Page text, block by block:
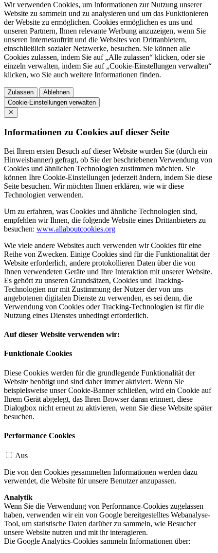
Wir verwenden Cookies, um Informationen zur Nutzung unserer
Website zu sammeln und zu analysieren und um das Funktionieren
der Website zu ermöglichen. Cookies ermöglichen es uns und
unseren Partnern, Ihnen relevante Werbung anzuzeigen, wenn Sie
unseren Internetauftritt und die Websites von Drittanbietern,
einschließlich sozialer Netzwerke, besuchen. Sie können alle
Cookies zulassen, indem Sie auf „Alle zulassen“ klicken, oder sie
einzeln verwalten, indem Sie auf „Cookie-Einstellungen verwalten“
klicken, wo Sie auch weitere Informationen finden.
Zulassen
Ablehnen
Cookie-Einstellungen verwalten
Informationen zu Cookies auf dieser Seite
Bei Ihrem ersten Besuch auf dieser Website wurden Sie (durch ein
Hinweisbanner) gefragt, ob Sie der beschriebenen Verwendung von
Cookies und ähnlichen Technologien zustimmen möchten. Sie
können Ihre Cookie-Einstellungen jederzeit ändern, indem Sie diese
Seite besuchen. Wir möchten Ihnen erklären, wie wir diese
Technologien verwenden.
Um zu erfahren, was Cookies und ähnliche Technologien sind,
empfehlen wir Ihnen, die folgende Website eines Drittanbieters zu
besuchen: www.allaboutcookies.org
Wie viele andere Websites auch verwenden wir Cookies für eine
Reihe von Zwecken. Einige Cookies sind für die Funktionalität der
Website erforderlich, andere protokollieren Daten über die von
Ihnen verwendeten Geräte und Ihre Interaktion mit unserer Website.
Es gehört zu unseren Grundsätzen, Cookies und Tracking-
Technologien nur mit Zustimmung der Nutzer der von uns
angebotenen digitalen Dienste zu verwenden, es sei denn, die
Verwendung von Cookies oder Tracking-Technologien ist für die
Nutzung eines Dienstes unbedingt erforderlich.
Auf dieser Website verwenden wir:
Funktionale Cookies
Diese Cookies werden für die grundlegende Funktionalität der
Website benötigt und sind daher immer aktiviert. Wenn Sie
beispielsweise unser Cookie-Banner schließen, wird ein Cookie auf
Ihrem Gerät abgelegt, das Ihren Browser daran erinnert, diese
Dialogbox nicht erneut zu aktivieren, wenn Sie diese Website später
besuchen.
Performance Cookies
Aus
Die von den Cookies gesammelten Informationen werden dazu
verwendet, die Website für unsere Benutzer anzupassen.
Analytik
Wenn Sie die Verwendung von Performance-Cookies zugelassen
haben, verwenden wir ein von Google bereitgestelltes Webanalyse-
Tool, um statistische Daten darüber zu sammeln, wie Besucher
unsere Website nutzen und mit ihr interagieren.
Die Google Analytics-Cookies sammeln Informationen über: